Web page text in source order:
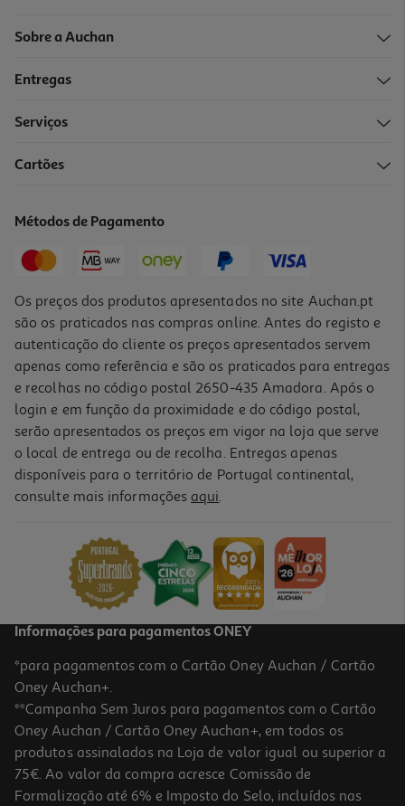
Sobre a Auchan
Entregas
Serviços
Cartões
Métodos de Pagamento
Os preços dos produtos apresentados no site Auchan.pt
são os praticados nas compras online. Antes do registo e
autenticação do cliente os preços apresentados servem
apenas como referência e são os praticados para entregas
e recolhas no código postal 2650-435 Amadora. Após o
login e em função da proximidade e do código postal,
serão apresentados os preços em vigor na loja que serve
o local de entrega ou de recolha. Entregas apenas
disponíveis para o território de Portugal continental,
consulte mais informações aqui.
Informações para pagamentos ONEY
*para pagamentos com o Cartão Oney Auchan / Cartão
Oney Auchan+.
**Campanha Sem Juros para pagamentos com o Cartão
Oney Auchan / Cartão Oney Auchan+, em todos os
produtos assinalados na Loja de valor igual ou superior a
75€. Ao valor da compra acresce Comissão de
Formalização até 6% e Imposto do Selo, incluídos nas